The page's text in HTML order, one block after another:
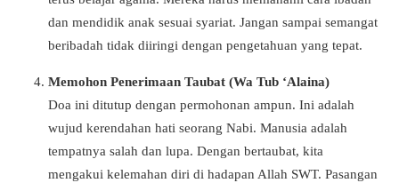
dan mendidik anak sesuai syariat. Jangan sampai semangat
beribadah tidak diiringi dengan pengetahuan yang tepat.
Memohon Penerimaan Taubat (Wa Tub ‘Alaina)
Doa ini ditutup dengan permohonan ampun. Ini adalah
wujud kerendahan hati seorang Nabi. Manusia adalah
tempatnya salah dan lupa. Dengan bertaubat, kita
mengakui kelemahan diri di hadapan Allah SWT. Pasangan